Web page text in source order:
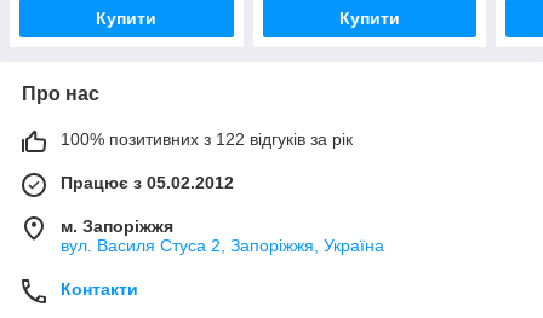
Купити Купити
Про нас
100% позитивних з 122 відгуків за рік
Працює з 05.02.2012
м. Запоріжжя
вул. Василя Стуса 2, Запоріжжя, Україна
Контакти